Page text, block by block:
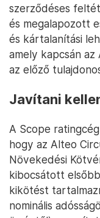
szerződéses
és megalapozott
és kártalanítási
amely kapcsán
az előző
Javítani
A Scope
hogy az Alteo
Növekedési
kibocsátott
kikötést
nominális